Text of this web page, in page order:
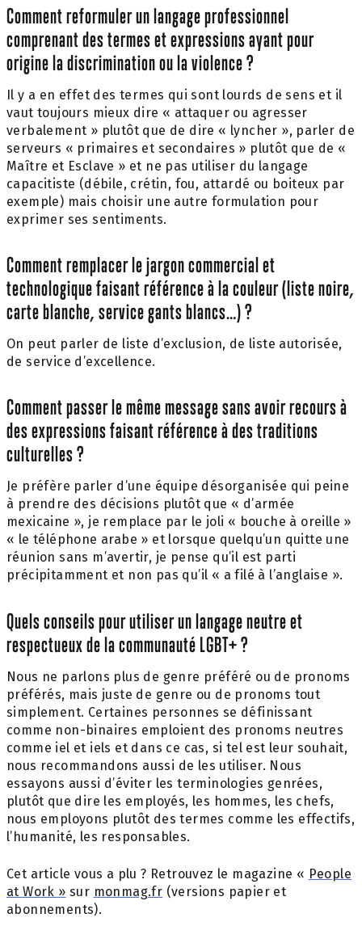
Comment reformuler un langage professionnel
comprenant des termes et expressions ayant pour
origine la discrimination ou la violence ?
Il y a en effet des termes qui sont lourds de sens et il
vaut toujours mieux dire « attaquer ou agresser
verbalement » plutôt que de dire « lyncher », parler de
serveurs « primaires et secondaires » plutôt que de «
Maître et Esclave » et ne pas utiliser du langage
capacitiste (débile, crétin, fou, attardé ou boiteux par
exemple) mais choisir une autre formulation pour
exprimer ses sentiments.
Comment remplacer le jargon commercial et
technologique faisant référence à la couleur (liste noire,
carte blanche, service gants blancs…) ?
On peut parler de liste d’exclusion, de liste autorisée,
de service d’excellence.
Comment passer le même message sans avoir recours à
des expressions faisant référence à des traditions
culturelles ?
Je préfère parler d’une équipe désorganisée qui peine
à prendre des décisions plutôt que « d’armée
mexicaine », je remplace par le joli « bouche à oreille »
« le téléphone arabe » et lorsque quelqu’un quitte une
réunion sans m’avertir, je pense qu’il est parti
précipitamment et non pas qu’il « a filé à l’anglaise ».
Quels conseils pour utiliser un langage neutre et
respectueux de la communauté LGBT+ ?
Nous ne parlons plus de genre préféré ou de pronoms
préférés, mais juste de genre ou de pronoms tout
simplement. Certaines personnes se définissant
comme non-binaires emploient des pronoms neutres
comme iel et iels et dans ce cas, si tel est leur souhait,
nous recommandons aussi de les utiliser. Nous
essayons aussi d’éviter les terminologies genrées,
plutôt que dire les employés, les hommes, les chefs,
nous employons plutôt des termes comme les effectifs,
l’humanité, les responsables.
Cet article vous a plu ? Retrouvez le magazine « People
at Work » sur monmag.fr (versions papier et
abonnements).